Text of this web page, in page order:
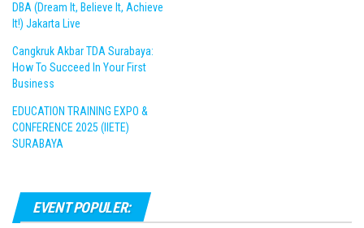
DBA (Dream It, Believe It, Achieve
It!) Jakarta Live
Cangkruk Akbar TDA Surabaya:
How To Succeed In Your First
Business
EDUCATION TRAINING EXPO &
CONFERENCE 2025 (IIETE)
SURABAYA
EVENT POPULER: